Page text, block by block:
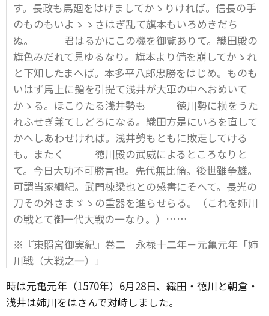
す。長政も馬廻をはげましてかゝりければ。信長の手
のものもいよゝゝさはぎ乱て旗本もいろめきだち
ぬ。 君はるかにこの機を御覧ありて。織田殿の
旗色みだれて見ゆるなり。旗本より備を崩してかゝれ
と下知したまへば。本多平八郎忠勝をはじめ。ものも
いはず馬上に鎗を引提て浅井が大軍の中へおめいて
かゝる。ほこりたる浅井勢も 徳川勢に横をうた
れふせぎ兼てしどろになる。織田方是にいろを直して
かへしあわせければ。浅井勢もともに敗走してける
も。またく 徳川殿の武威によるところなりと
て。今日大功不可勝言也。先代無比倫。後世雖争雄。
可謂当家綱紀。武門棟梁也との感書にそへて。長光の
刀その外さまゞゝの重器を進らせらる。（これを姉川
の戦とて御一代大戦の一なり。）……
※『東照宮御実紀』巻二 永禄十二年－元亀元年「姉
川戦（大戦之一）」
時は元亀元年（1570年）6月28日、織田・徳川と朝倉・
浅井は姉川をはさんで対峙しました。